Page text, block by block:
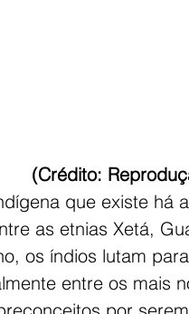
(Crédito:
que existe há
as etnias Xetá,
os índios lutam
entre os mais